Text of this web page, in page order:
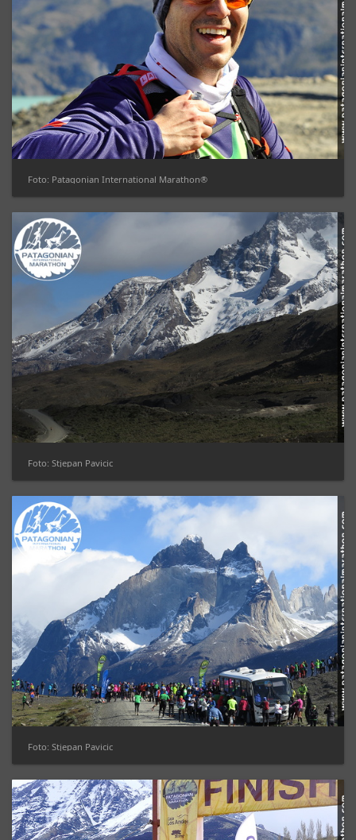
Foto: Patagonian International Marathon®
Foto: Stjepan Pavicic
Foto: Stjepan Pavicic